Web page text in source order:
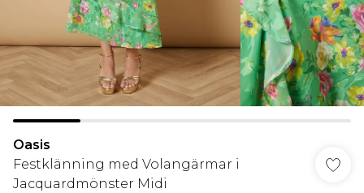
Oasis
Festklänning med Volangärmar i
Jacquardmönster Midi